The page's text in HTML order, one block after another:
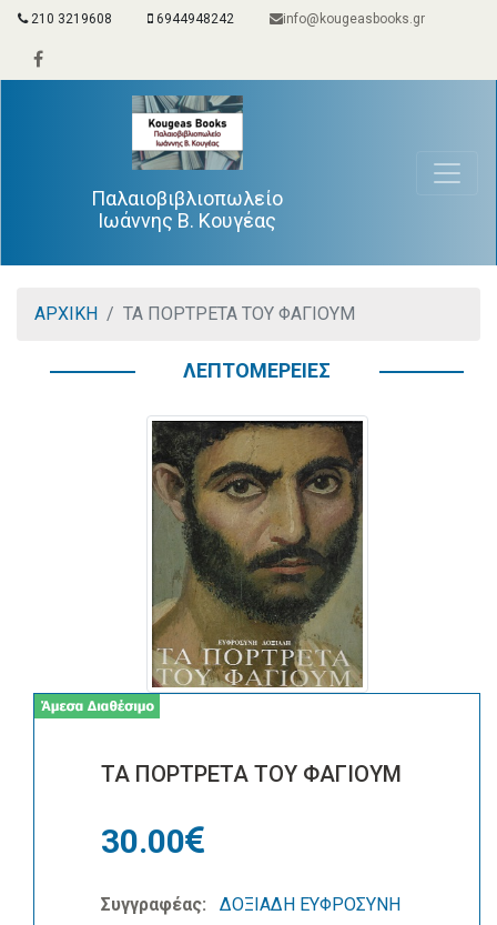
210 3219608 6944948242 info@kougeasbooks.gr
Παλαιοβιβλιοπωλείο
Ιωάννης Β. Κουγέας
ΑΡΧΙΚΗ ΤΑ ΠΟΡΤΡΕΤΑ ΤΟΥ ΦΑΓΙΟΥΜ
ΛΕΠΤΟΜΕΡΕΙΕΣ
ΤΑ ΠΟΡΤΡΕΤΑ ΤΟΥ ΦΑΓΙΟΥΜ
30.00
Συγγραφέας:
ΔΟΞΙΑΔΗ ΕΥΦΡΟΣΥΝΗ